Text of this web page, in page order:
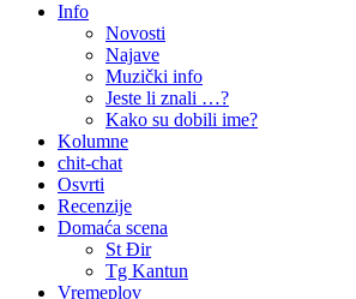
Info
Novosti
Najave
Muzički info
Jeste li znali …?
Kako su dobili ime?
Kolumne
chit-chat
Osvrti
Recenzije
Domaća scena
St Đir
Tg Kantun
Vremeplov